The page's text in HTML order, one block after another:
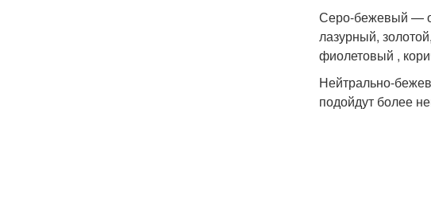
Серо-бежевый —
лазурный,
фиолетовый ,
Нейтрально-
подойдут более